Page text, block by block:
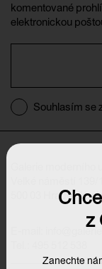
komentované
elektronickou
Souhlasím se
500 03 Hradec
z
Zanechte